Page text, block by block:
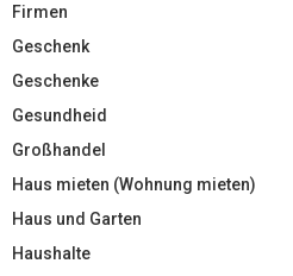
Firmen
Geschenk
Geschenke
Gesundheid
Großhandel
Haus mieten (Wohnung mieten)
Haus und Garten
Haushalte